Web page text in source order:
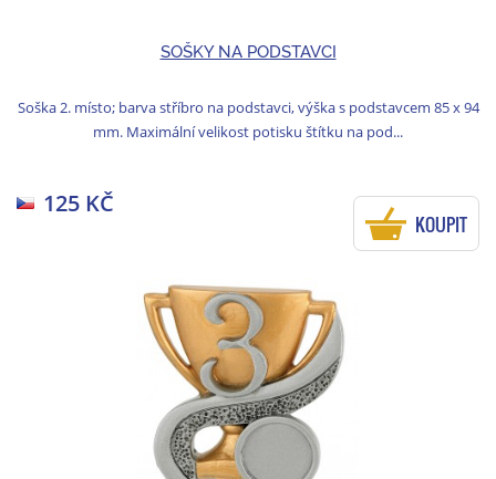
SOŠKY NA PODSTAVCI
Soška 2. místo; barva stříbro na podstavci, výška s podstavcem 85 x 94
mm. Maximální velikost potisku štítku na pod...
125 KČ
KOUPIT